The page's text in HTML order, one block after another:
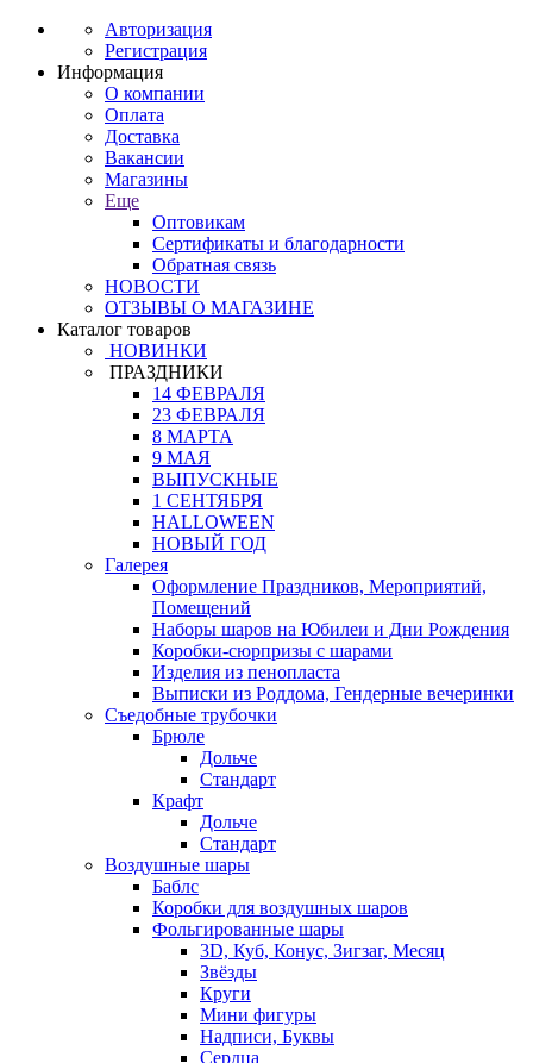
Авторизация
Регистрация
Информация
О компании
Оплата
Доставка
Вакансии
Магазины
Еще
Оптовикам
Сертификаты и благодарности
Обратная связь
НОВОСТИ
ОТЗЫВЫ О МАГАЗИНЕ
Каталог товаров
НОВИНКИ
ПРАЗДНИКИ
14 ФЕВРАЛЯ
23 ФЕВРАЛЯ
8 МАРТА
9 МАЯ
ВЫПУСКНЫЕ
1 СЕНТЯБРЯ
HALLOWEEN
НОВЫЙ ГОД
Галерея
Оформление Праздников, Мероприятий,
Помещений
Наборы шаров на Юбилеи и Дни Рождения
Коробки-сюрпризы с шарами
Изделия из пенопласта
Выписки из Роддома, Гендерные вечеринки
Съедобные трубочки
Брюле
Дольче
Стандарт
Крафт
Дольче
Стандарт
Воздушные шары
Баблс
Коробки для воздушных шаров
Фольгированные шары
3D, Куб, Конус, Зигзаг, Месяц
Звёзды
Круги
Мини фигуры
Надписи, Буквы
Сердца